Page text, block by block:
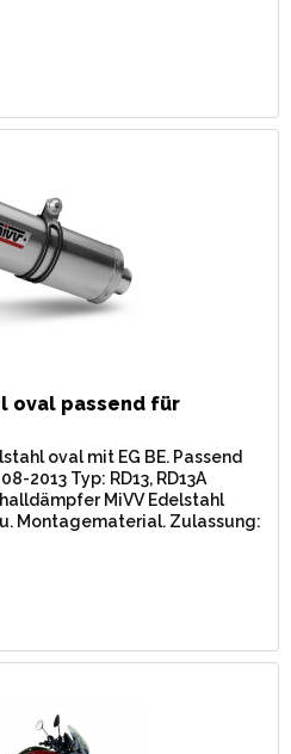
oval passend für
oval mit EG BE. Passend
2013 Typ: RD13, RD13A
MiVV Edelstahl
Montagematerial. Zulassung: